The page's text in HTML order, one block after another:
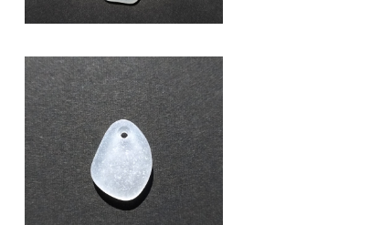
ペンダントヘッド用シーグラス
素材(白色) AS-13
¥1,000